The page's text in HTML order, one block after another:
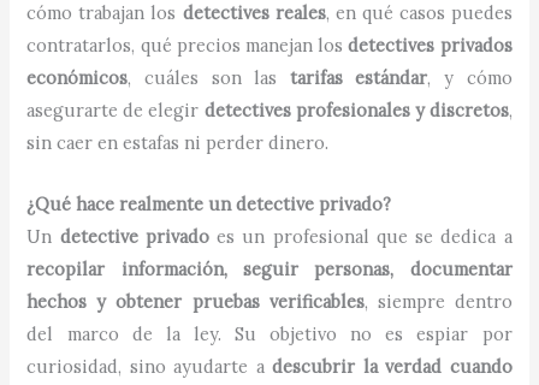
cómo trabajan los detectives reales, en qué casos puedes
contratarlos, qué precios manejan losdetectives privados
económicos, cuáles son las tarifas estándar, y cómo
asegurarte de elegir detectives profesionales y discretos,
sin caer en estafas ni perder dinero.
¿Qué hace realmente un detective privado?
Un detective privadoes un profesional que se dedica a
recopilar información, seguir personas, documentar
hechos y obtener pruebas verificables, siempre dentro
del marco de la ley. Su objetivo no es espiar por
curiosidad, sino ayudarte adescubrir la verdad cuando